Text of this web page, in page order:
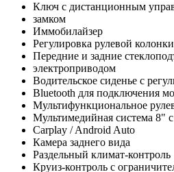
Ключ с дистанционным
замком
Иммобилайзер
Регулировка рулевой
Передние и задние
электроприводом
Водительское сиденье с
Bluetooth для подключения
Мультифункциональное
Мультимедийная система 8"
Carplay / Android Auto
Камера заднего вида
Раздельный климат-контроль
Круиз-контроль с